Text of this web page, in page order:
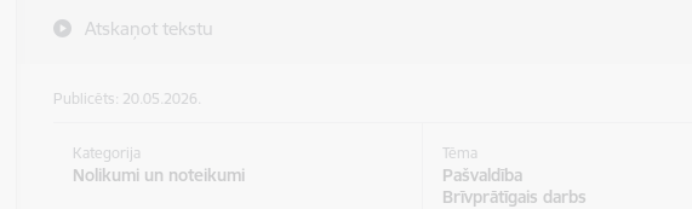
Atskaņot tekstu
Publicēts: 20.05.2026.
Kategorija
Nolikumi un noteikumi
Tēma
Pašvaldība
Brīvprātīgais darbs